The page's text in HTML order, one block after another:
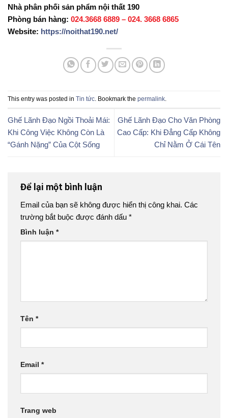
Nhà phân phối sản phẩm nội thất 190
Phòng bán hàng: 024.3668 6889 – 024. 3668 6865
Website: https://noithat190.net/
This entry was posted in Tin tức . Bookmark the permalink
Ghế Lãnh Đạo Ngồi Thoải Mái:
Khi Công Việc Không Còn Là
“Gánh Nặng” Của Cột Sống
Ghế Lãnh Đạo Cho Văn Phòng
Cao Cấp: Khi Đẳng Cấp Không
Chỉ Nằm Ở Cái Tên
Để lại một bình luận
Email của bạn sẽ không được hiển thị công khai. Các
trường bắt buộc được đánh dấu *
Bình luận *
Tên *
Email *
Trang web